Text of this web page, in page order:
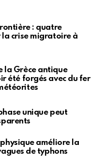
: quatre
la crise migratoire à
la Grèce antique
été forgés avec du fer
unique peut
améliore la
de typhons